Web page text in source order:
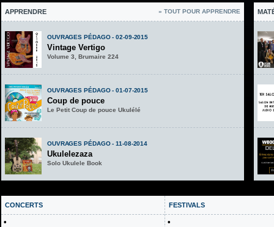
APPRENDRE » TOUT POUR APPRENDRE
OUVRAGES PÉDAGO - 02-09-2015
Vintage Vertigo
Volume 3, Brumaire 224
OUVRAGES PÉDAGO - 01-07-2015
Coup de pouce
Le Petit Coup de pouce Ukulélé
OUVRAGES PÉDAGO - 11-08-2014
Ukulelezaza
Solo Ukulele Book
CONCERTS
•
FESTIVALS
•